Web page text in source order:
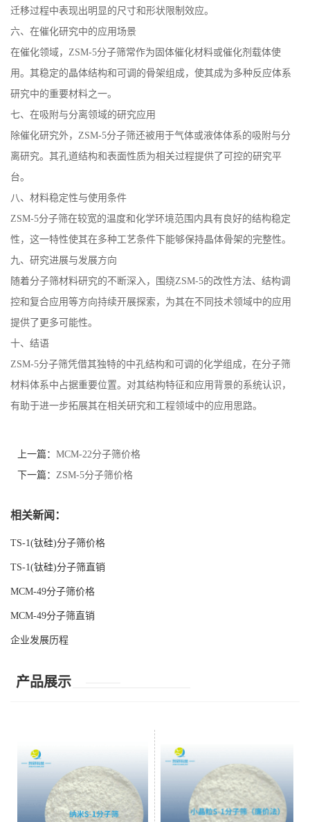
联
方
式
线
留
迁移过程中表现出明显的尺寸和形状限制效应。
六、在催化研究中的应用场景
在催化领域，ZSM-5分子筛常作为固体催化材料或催化剂载体使
用。其稳定的晶体结构和可调的骨架组成，使其成为多种反应体系
研究中的重要材料之一。
七、在吸附与分离领域的研究应用
除催化研究外，ZSM-5分子筛还被用于气体或液体体系的吸附与分
离研究。其孔道结构和表面性质为相关过程提供了可控的研究平
台。
八、材料稳定性与使用条件
ZSM-5分子筛在较宽的温度和化学环境范围内具有良好的结构稳定
性，这一特性使其在多种工艺条件下能够保持晶体骨架的完整性。
九、研究进展与发展方向
随着分子筛材料研究的不断深入，围绕ZSM-5的改性方法、结构调
控和复合应用等方向持续开展探索，为其在不同技术领域中的应用
提供了更多可能性。
十、结语
ZSM-5分子筛凭借其独特的中孔结构和可调的化学组成，在分子筛
材料体系中占据重要位置。对其结构特征和应用背景的系统认识，
有助于进一步拓展其在相关研究和工程领域中的应用思路。
上一篇： MCM-22分子筛价格
下一篇： ZSM-5分子筛价格
相关新闻：
TS-1(钛硅)分子筛价格
TS-1(钛硅)分子筛直销
MCM-49分子筛价格
MCM-49分子筛直销
企业发展历程
产品展示